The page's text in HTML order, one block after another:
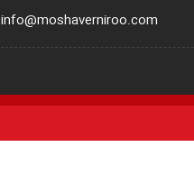
info@moshaverniroo.com